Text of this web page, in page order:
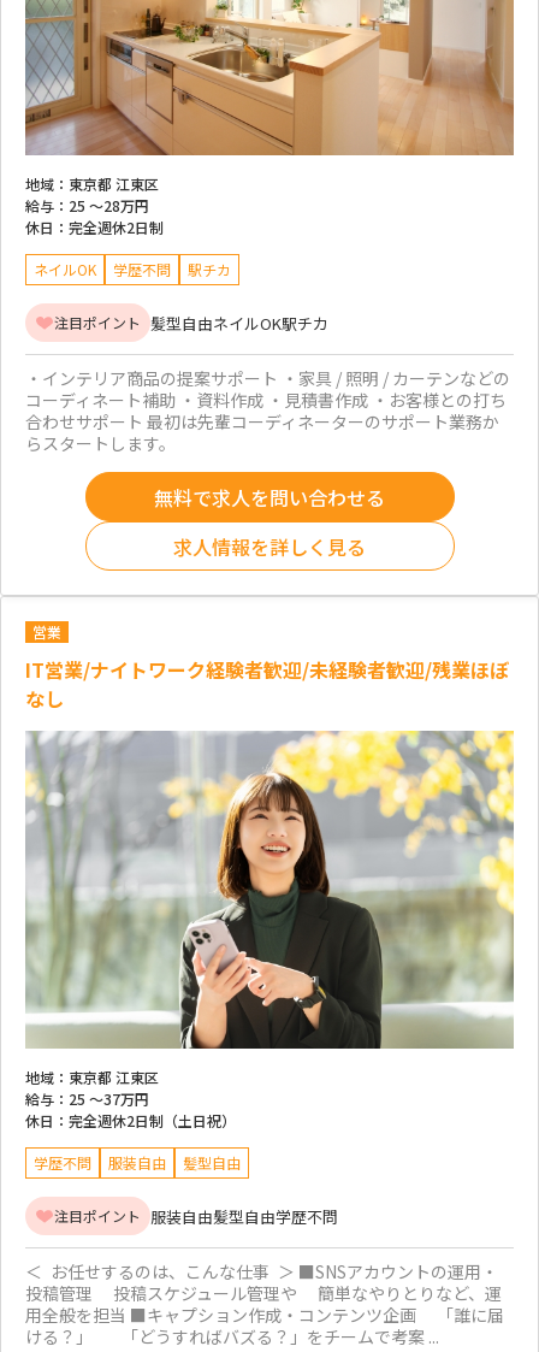
地域： 東京都 江東区
給与： 25 ～28万円
休日： 完全週休2日制
ネイルOK 学歴不問 駅チカ
注目ポイント 髪型自由ネイルOK駅チカ
・インテリア商品の提案サポート ・家具 / 照明 / カーテンなどの
コーディネート補助 ・資料作成 ・見積書作成 ・お客様との打ち
合わせサポート 最初は先輩コーディネーターのサポート業務か
らスタートします。
無料で求人を問い合わせる
求人情報を詳しく見る
営業
IT営業/ナイトワーク経験者歓迎/未経験者歓迎/残業ほぼ
なし
地域： 東京都 江東区
給与： 25 ～37万円
休日： 完全週休2日制（土日祝）
学歴不問 服装自由 髪型自由
注目ポイント 服装自由髪型自由学歴不問
＜ お任せするのは、こんな仕事 ＞ ■SNSアカウントの運用・
投稿管理 投稿スケジュール管理や 簡単なやりとりなど、運
用全般を担当 ■キャプション作成・コンテンツ企画 「誰に届
ける？」 「どうすればバズる？」をチームで考案 ...